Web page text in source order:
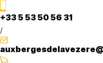
+33 5 53 50 56 31
/